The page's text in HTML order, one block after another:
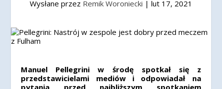
Wysłane przez Remik Woroniecki | lut 17, 2021
Manuel Pellegrini w środę spotkał się z
przedstawicielami mediów i odpowiadał na
pytania przed najbliższym spotkaniem